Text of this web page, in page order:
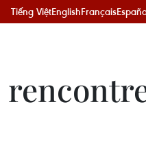
Tiếng ViệtEnglishFrançais